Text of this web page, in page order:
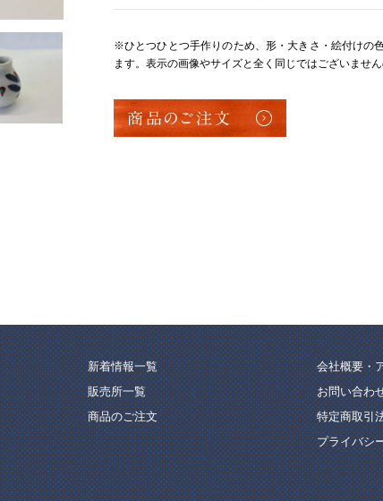
※ひとつひとつ手作りのため、形・大きさ・絵付けの
ます。表示の画像やサイズと全く同じではございません
商品のご注文
新着情報一覧
販売所一覧
商品のご注文
会社概要・
お問い合わ
特定商取引
プライバシ